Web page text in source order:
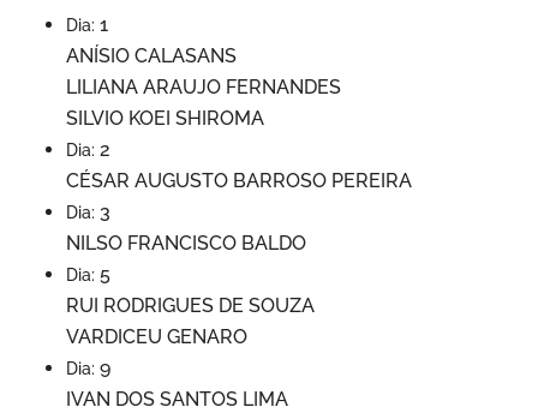
Dia: 1
ANÍSIO CALASANS
LILIANA ARAUJO FERNANDES
SILVIO KOEI SHIROMA
Dia: 2
CÉSAR AUGUSTO BARROSO PEREIRA
Dia: 3
NILSO FRANCISCO BALDO
Dia: 5
RUI RODRIGUES DE SOUZA
VARDICEU GENARO
Dia: 9
IVAN DOS SANTOS LIMA